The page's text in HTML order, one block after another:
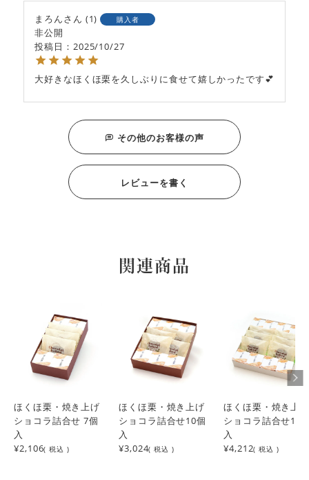
まろん 1 購入者
非公開
投稿日
2025/10/27
大好きなほくほ栗を久しぶりに食せて嬉しかったです💕
その他のお客様の声
レビューを書く
関連商品
ほくほ栗・焼き上げ
ショコラ詰合せ 7個
入
¥2,106( 税込 )
ほくほ栗・焼き上げ
ショコラ詰合せ10個
入
¥3,024( 税込 )
ほくほ栗・焼き上
ショコラ詰合せ14
入
¥4,212( 税込 )